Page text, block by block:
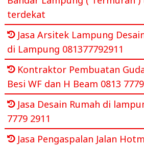
terdekat
Jasa Arsitek Lampung
di Lampung 081377792911
Kontraktor Pembuatan
Besi WF dan H Beam 0813
Jasa Desain Rumah di
7779 2911
Jasa Pengaspalan Jalan